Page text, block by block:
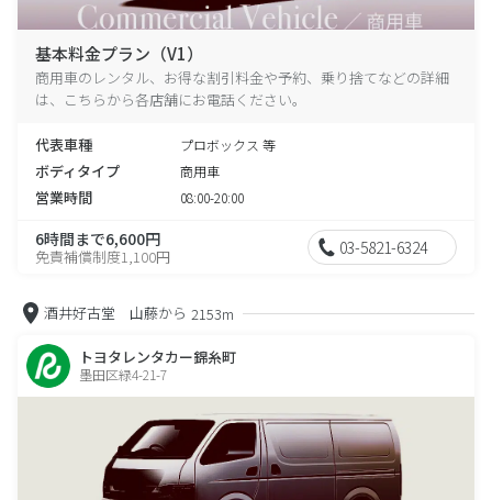
基本料金プラン（V1）
商用車のレンタル、お得な割引料金や予約、乗り捨てなどの詳細
は、こちらから各店舗にお電話ください。
代表車種 プロボックス 等
ボディタイプ 商用車
営業時間 08:00-20:00
6時間まで6,600円
免責補償制度1,100円 03-5821-6324
酒井好古堂 山藤から 2153m
トヨタレンタカー錦糸町
墨田区緑4-21-7